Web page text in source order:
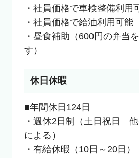
・社員価格で車検整備利用
・社員価格で給油利用可能
・昼食補助（600円の弁当
す）
休日休暇
■年間休日124日
・週休2日制（土日祝日　
による）
・有給休暇（10日～20日）